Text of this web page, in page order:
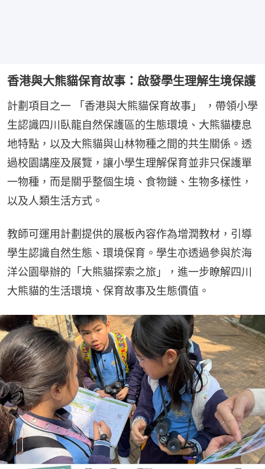
香港與大熊貓保育故事：啟發學生理解生境保護
計劃項目之一 「香港與大熊貓保育故事」 ，帶領小學
生認識四川臥龍自然保護區的生態環境、大熊貓棲息
地特點，以及大熊貓與山林物種之間的共生關係。透
過校園講座及展覽，讓小學生理解保育並非只保護單
一物種，而是關乎整個生境、食物鏈、生物多樣性，
以及人類生活方式。
教師可運用計劃提供的展板內容作為增潤教材，引導
學生認識自然生態、環境保育。學生亦透過參與於海
洋公園舉辦的「大熊貓探索之旅」，進一步瞭解四川
大熊貓的生活環境、保育故事及生態價值。